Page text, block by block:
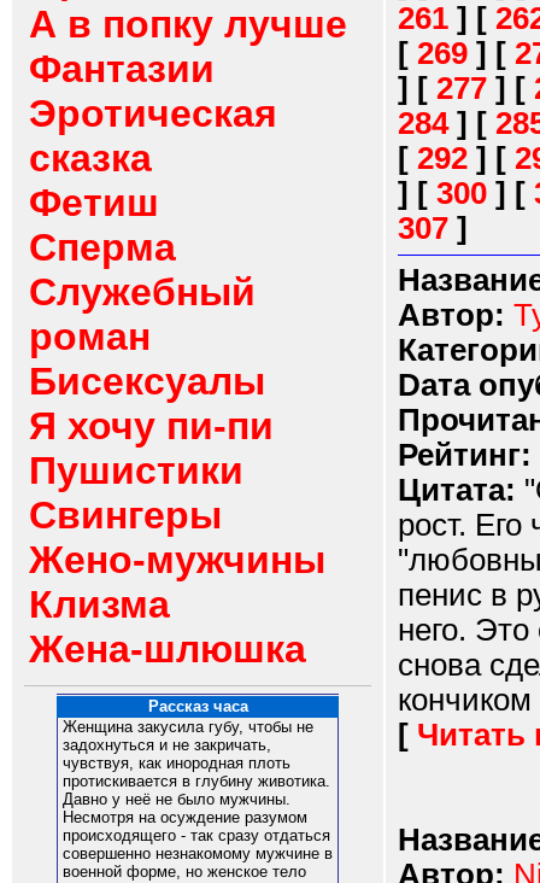
А в попку лучше
Фантазии
Эротическая
сказка
Фетиш
Сперма
Служебный
роман
Бисексуалы
Я хочу пи-пи
Пушистики
Свингеры
Жено-мужчины
Клизма
Жена-шлюшка
Рассказ часа
Женщина закусила губу, чтобы не
задохнуться и не закричать,
чувствуя, как инородная плоть
протискивается в глубину животика.
Давно у неё не было мужчины.
Несмотря на осуждение разумом
происходящего - так сразу отдаться
совершенно незнакомому мужчине в
военной форме, но женское тело
261 ] [
[ 269 ] [
] [ 277 ] [
284] [
[ 292 ] [
] [ 300 ] [
307 ]
Автор:
Dата
Рейтинг:
Цитата:
рост.
пенис в
него.
снова
кончиком
[ Читать
Автор: